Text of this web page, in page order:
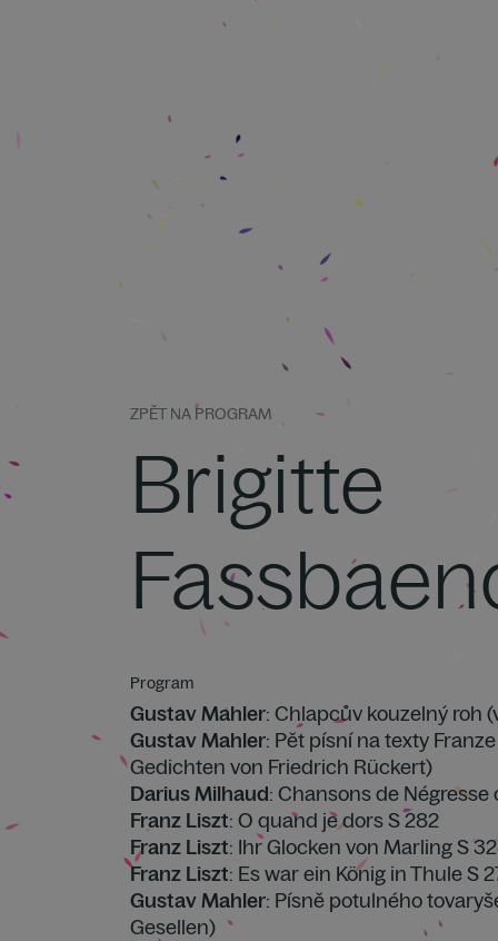
ZPĚT NA PROGRAM
Brigitte
Program
Gustav Mahler: Chlapcův kouzelný roh
Gustav Mahler: Pět písní na texty
Gedichten von Friedrich Rückert)
Darius Milhaud: Chansons de Négresse
Franz Liszt: O quand je dors S 282
Franz Liszt: Ihr Glocken von Marling S
Franz Liszt: Es war ein König in Thule S
Gustav Mahler: Písně potulného
Gesellen)